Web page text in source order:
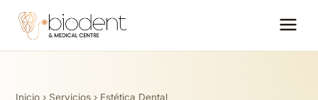
Inicio › Servicios › Estética Dental